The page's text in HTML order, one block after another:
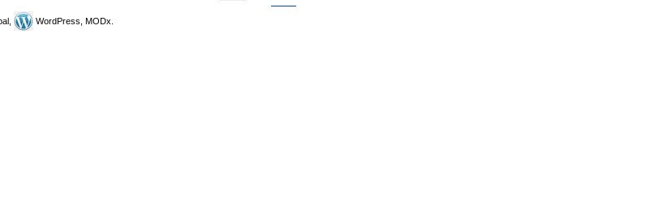
WordPress, MODx.